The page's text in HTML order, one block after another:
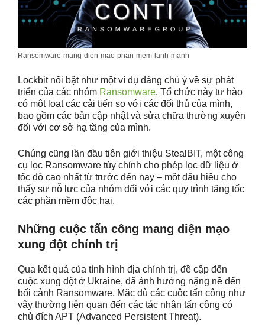
Ransomware-mang-dien-mao-phan-mem-lanh-manh
Lockbit nổi bật như một ví dụ đáng chú ý về sự phát
triển của các nhóm Ransomware. Tổ chức này tự hào
có một loạt các cải tiến so với các đối thủ của mình,
bao gồm các bản cập nhật và sửa chữa thường xuyên
đối với cơ sở hạ tầng của mình.
Chúng cũng lần đầu tiên giới thiệu StealBIT, một công
cụ lọc Ransomware tùy chỉnh cho phép lọc dữ liệu ở
tốc độ cao nhất từ ​​trước đến nay – một dấu hiệu cho
thấy sự nỗ lực của nhóm đối với các quy trình tăng tốc
các phần mềm độc hại.
Những cuộc tấn công mang diện mạo
xung đột chính trị
Qua kết quả của tình hình địa chính trị, đề cập đến
cuộc xung đột ở Ukraine, đã ảnh hưởng nặng nề đến
bối cảnh Ransomware. Mặc dù các cuộc tấn công như
vậy thường liên quan đến các tác nhân tấn công có
chủ đích APT (Advanced Persistent Threat).